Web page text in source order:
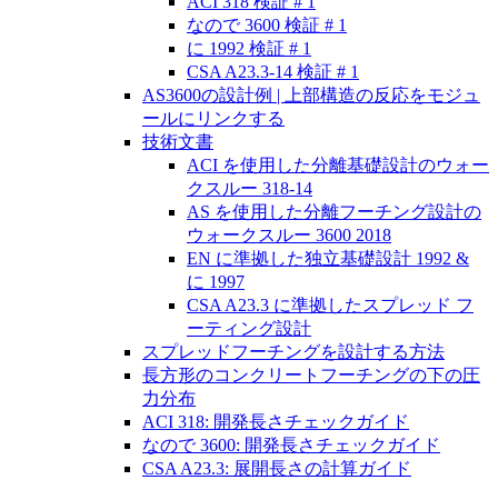
なので 3600 検証 # 1
に 1992 検証 # 1
CSA A23.3-14 検証 # 1
AS3600の設計例 | 上部構造の反応をモジュ
ールにリンクする
技術文書
ACI を使用した分離基礎設計のウォー
クスルー 318-14
AS を使用した分離フーチング設計の
ウォークスルー 3600 2018
EN に準拠した独立基礎設計 1992 &
に 1997
CSA A23.3 に準拠したスプレッド フ
ーティング設計
スプレッドフーチングを設計する方法
長方形のコンクリートフーチングの下の圧
力分布
ACI 318: 開発長さチェックガイド
なので 3600: 開発長さチェックガイド
CSA A23.3: 展開長さの計算ガイド